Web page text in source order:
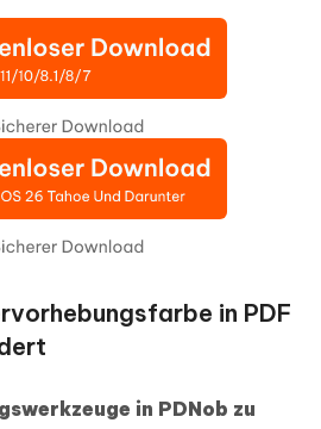
in PDF
in PDNob zu